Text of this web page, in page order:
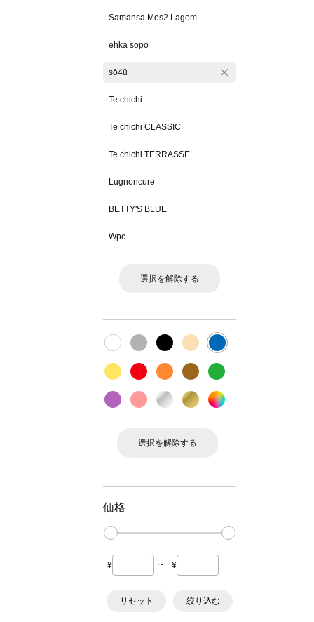
Samansa Mos2 Lagom
ehka sopo
sō4ū
Te chichi
Te chichi CLASSIC
Te chichi TERRASSE
Lugnoncure
BETTY'S BLUE
Wpc.
選択を解除する
選択を解除する
価格
¥ ~ ¥
リセット 絞り込む